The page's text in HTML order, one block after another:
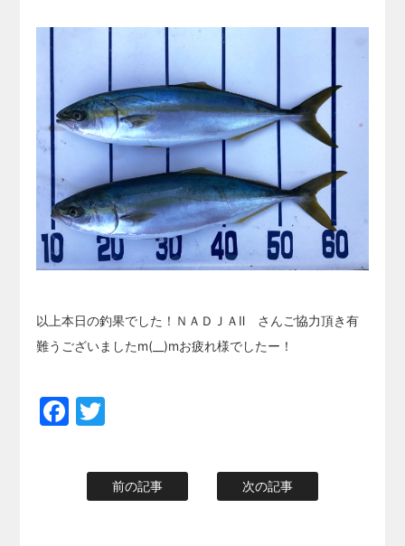
以上本日の釣果でした！ＮＡＤＪＡⅡ さんご協力頂き有
難うございましたm(__)mお疲れ様でしたー！
Facebook
前の記事 次の記事